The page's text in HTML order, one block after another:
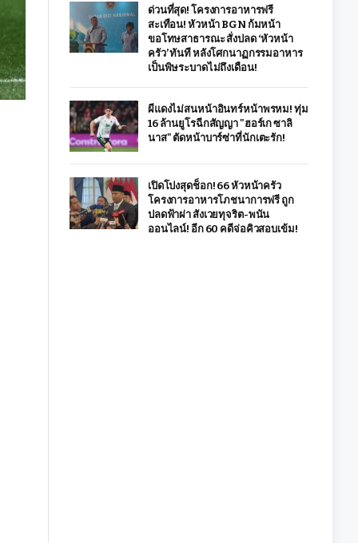
ด่วนที่สุด! โครงการอาหารฟรี
สะเทือน! หัวหน้า BGN ก้มหน้า
ขอโทษสาธารณะ สั่งปลด ‘หัวหน้า
ครัว’ ทันที หลังโศกนาฏกรรมอาหาร
เป็นพิษระบาดไม่ถึงเดือน!
ผีแดงไม่สนหน้าอินทร์หน้าพรหม! ทุ่ม
16 ล้านยูโรฉีกสัญญา "ฮอร์เก ซาลิ
นาส" ตัดหน้าบาร์ซ่าที่นักเตะรัก!
เปิดโปงสุดช็อก! 66 หัวหน้าครัว
โครงการอาหารโภชนาการฟรี ถูก
ปลดฟ้าผ่า สังเวยทุจริต-พนัน
ออนไลน์! อีก 60 คดีจ่อคิวสอบเข้ม!